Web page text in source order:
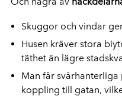
Skuggor och vindar
Husen kräver stora
täthet än lägre
Man får
koppling till gatan,